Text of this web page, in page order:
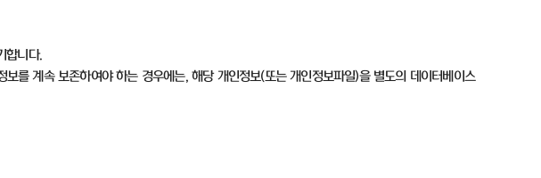
합니다.
보를 계속 보존하여야 하는 경우에는, 해당 개인정보(또는 개인정보파일)을 별도의 데이터베이스